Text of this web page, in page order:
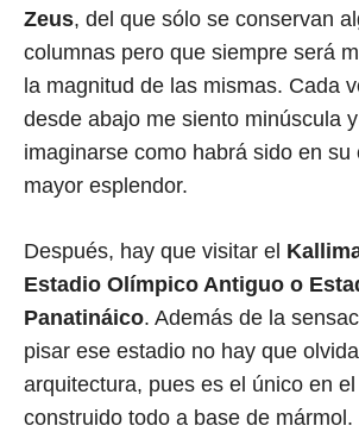
Zeus, del que sólo se conservan
columnas pero que siempre será
la magnitud de las mismas. Cada
desde abajo me siento minúscula
imaginarse como habrá sido en su
mayor esplendor.
Después, hay que visitar el
Estadio Olímpico Antiguo o
Panatináico. Además de la
pisar ese estadio no hay que
arquitectura, pues es el único en
construido todo a base de mármol.